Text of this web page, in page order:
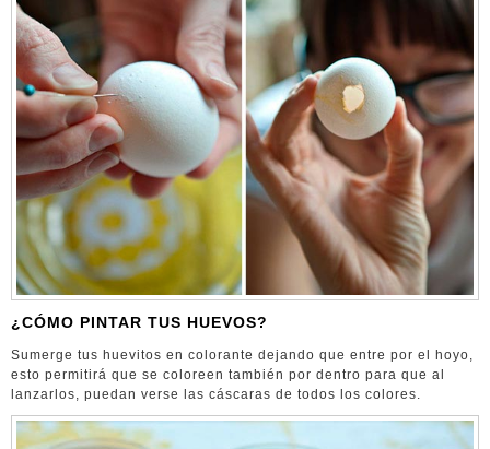
¿CÓMO PINTAR TUS HUEVOS?
Sumerge tus huevitos en colorante dejando que entre por el hoyo,
esto permitirá que se coloreen también por dentro para que al
lanzarlos, puedan verse las cáscaras de todos los colores.